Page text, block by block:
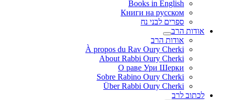
Books in English
Книги на русском
ספרים לבני נח
אודות הרב
אודות הרב
À propos du Rav Oury Cherki
About Rabbi Oury Cherki
О раве Ури Шерки
Sobre Rabino Oury Cherki
Über Rabbi Oury Cherki
לכתוב לרב